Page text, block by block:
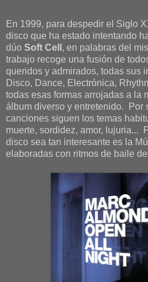
En 1999, para despedir el Siglo
disco que ha estado intentando
dúo Soft Cell , en palabras del
trabajo recoge una fusión de
queridos y admirados, todas sus
Disco, Dance, Electrónica,
todas esas formas arrojadas a la
álbum diverso y entretenido. Por
canciones siguen los temas
muerte, sordidez, amor, lujuria...
disco sea tan interesante es la
elaboradas con ritmos de baile